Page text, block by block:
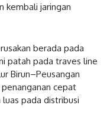
kembali jaringan
berada pada
patah pada traves line
Birun–Peusangan
cepat
pada distribusi